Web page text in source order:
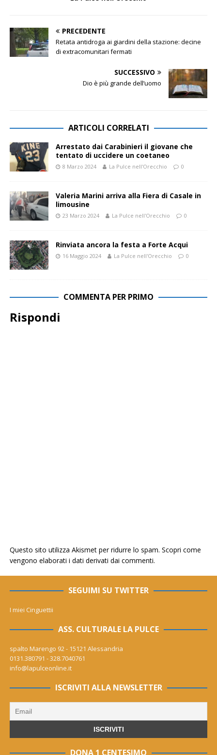
PRECEDENTE
Retata antidroga ai giardini della stazione: decine
di extracomunitari fermati
SUCCESSIVO
Dio è più grande dell’uomo
ARTICOLI CORRELATI
Arrestato dai Carabinieri il giovane che
tentato di uccidere un coetaneo
8 Marzo 2024 La Pulce nell'Orecchio 0
Valeria Marini arriva alla Fiera di Casale in
limousine
23 Marzo 2024 La Pulce nell'Orecchio 0
Rinviata ancora la festa a Forte Acqui
16 Maggio 2024 La Pulce nell'Orecchio 0
COMMENTA PER PRIMO
Rispondi
Questo sito utilizza Akismet per ridurre lo spam. Scopri come
vengono elaborati i dati derivati dai commenti.
SEGUIMI SU TWITTER
I miei Cinguettii
ASS. CULTURALE LA PULCE
spalto Marengo 92 - 15121 Alessandria
0131.380791 - 328.7040761
info@lapulceonline.it
ISCRIVITI ALLA NEWSLETTER
DONA 1 CENTESIMO